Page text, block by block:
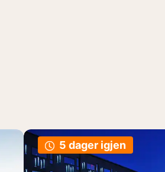
5 dager igjen